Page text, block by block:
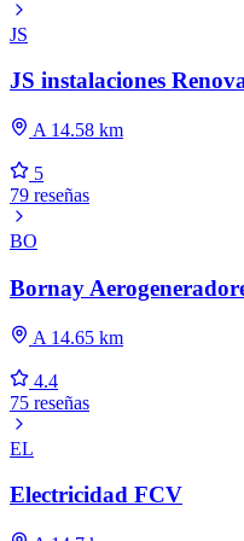
JS
JS instalaciones
A 14.58 km
5
79 reseñas
BO
Bornay
A 14.65 km
4.4
75 reseñas
EL
Electricidad FCV